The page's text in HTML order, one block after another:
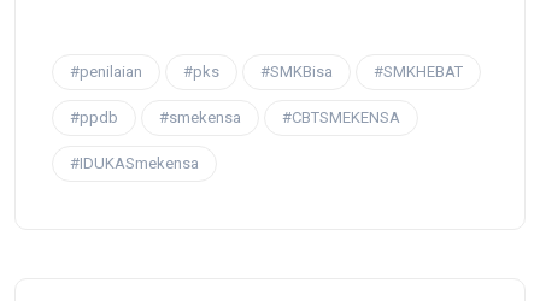
#penilaian #pks #SMKBisa #SMKHEBAT
#ppdb #smekensa #CBTSMEKENSA
#IDUKASmekensa